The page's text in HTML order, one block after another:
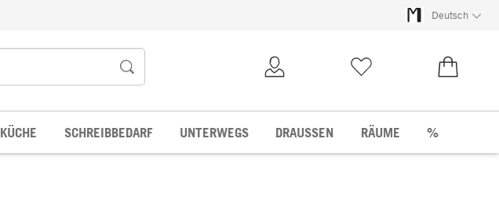
Deutsch
KÜCHE SCHREIBBEDARF UNTERWEGS DRAUSSEN RÄUME %